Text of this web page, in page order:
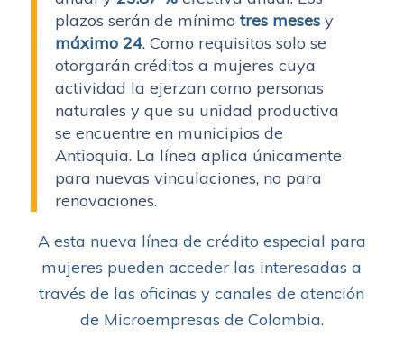
plazos serán de mínimo tres mesesy
máximo 24. Como requisitos solo se
otorgarán créditos a mujeres cuya
actividad la ejerzan como personas
naturales y que su unidad productiva
se encuentre en municipios de
Antioquia. La línea aplica únicamente
para nuevas vinculaciones, no para
renovaciones.
A esta nueva línea de crédito especial para
mujeres pueden acceder las interesadas a
través de las oficinas y canales de atención
de Microempresas de Colombia.